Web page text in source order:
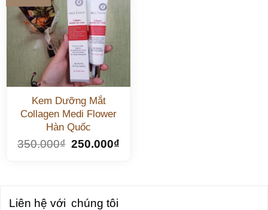
Kem Dưỡng Mắt
Collagen Medi Flower
Hàn Quốc
350.000₫ 250.000₫
Liên hệ với chúng tôi